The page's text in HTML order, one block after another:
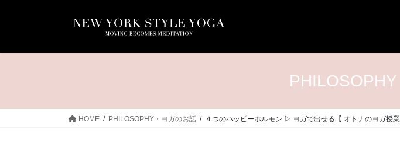
HOME PHILOSOPHY・ヨガのお話 ４つのハッピーホルモン ▷ ヨガで出せる【 オトナのヨガ授